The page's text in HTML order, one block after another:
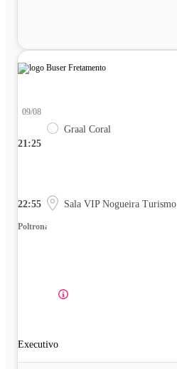
21:25
09/08
Graal Coral
22:55 Sala VIP Nogueira Turismo
Poltrona
Executivo